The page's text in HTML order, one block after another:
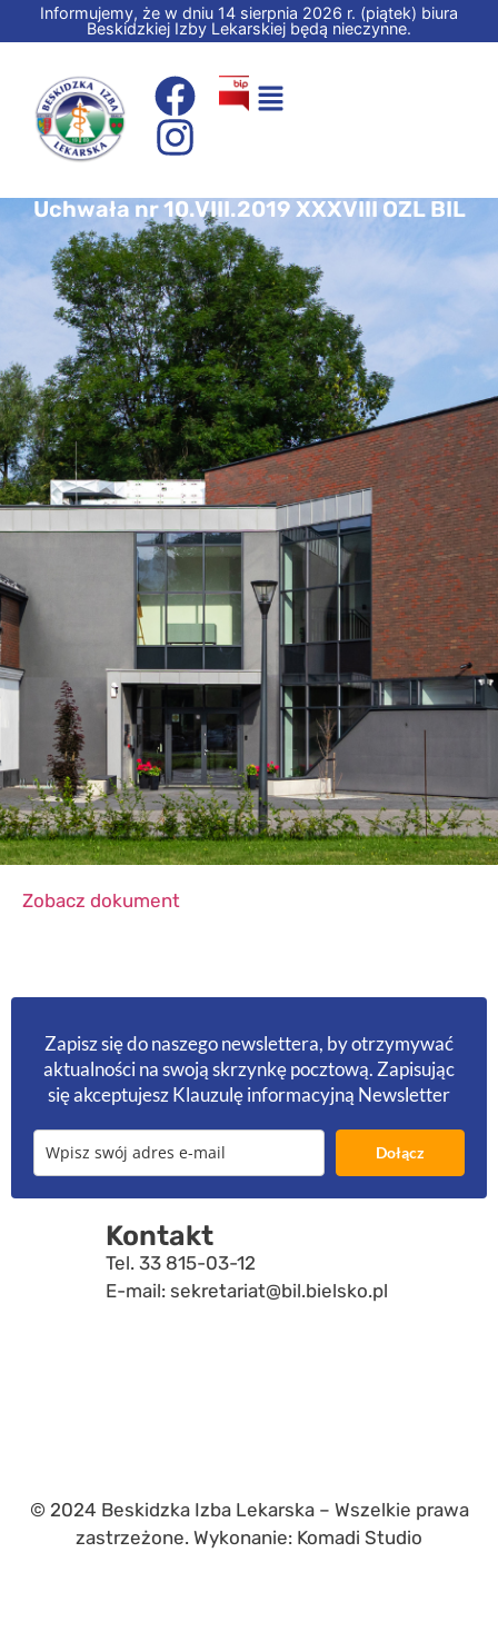
Informujemy, że w dniu 14 sierpnia 2026 r. (piątek) biura
Beskidzkiej Izby Lekarskiej będą nieczynne.
Uchwała nr 10.VIII.2019 XXXVIII OZL BIL
Zobacz dokument
Zapisz się do naszego newslettera, by otrzymywać
aktualności na swoją skrzynkę pocztową. Zapisując
się akceptujeszKlauzulę informacyjną Newsletter
Dołącz
Kontakt
Tel. 33 815-03-12
E-mail: sekretariat@bil.bielsko.pl
© 2024 Beskidzka Izba Lekarska – Wszelkie prawa
zastrzeżone. Wykonanie: Komadi Studio